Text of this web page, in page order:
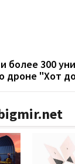
более 300
дроне "Хот